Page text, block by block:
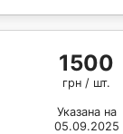
1500
грн / шт.
Указана на
05.09.2025